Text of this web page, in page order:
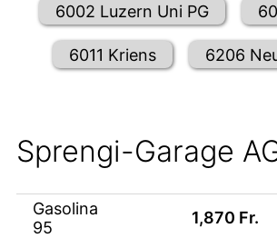
6002 Luzern Uni PG
6011 Kriens 6206
Sprengi-Garage
Gasolina
95
1,870 Fr.